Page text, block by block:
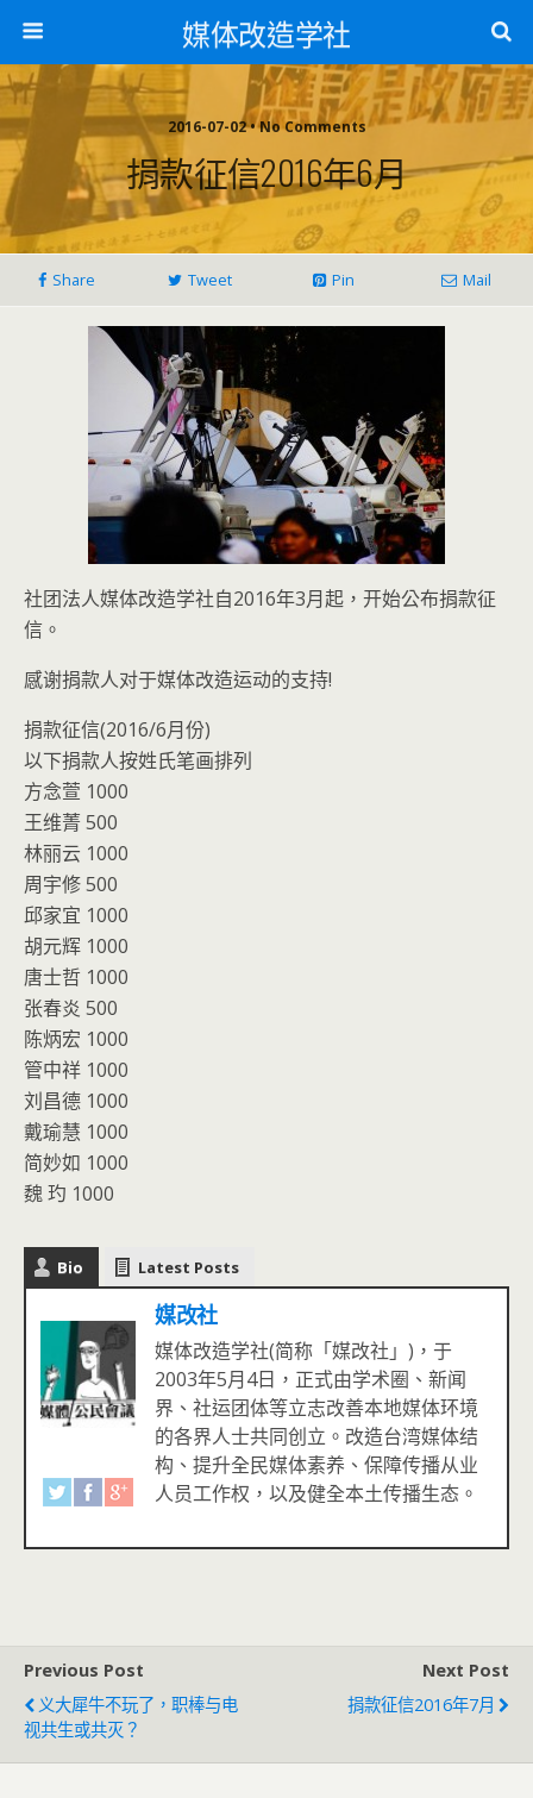
媒体改造学社
2016-07-02 • No Comments
捐款征信2016年6月
Share Tweet Pin Mail
社团法人媒体改造学社自2016年3月起，开始公布捐款征
信。
感谢捐款人对于媒体改造运动的支持!
捐款征信(2016/6月份)
以下捐款人按姓氏笔画排列
方念萱 1000
王维菁 500
林丽云 1000
周宇修 500
邱家宜 1000
胡元辉 1000
唐士哲 1000
张春炎 500
陈炳宏 1000
管中祥 1000
刘昌德 1000
戴瑜慧 1000
简妙如 1000
魏 玓 1000
Bio Latest Posts
媒改社
媒体改造学社(简称「媒改社」)，于
2003年5月4日，正式由学术圈、新闻
界、社运团体等立志改善本地媒体环境
的各界人士共同创立。改造台湾媒体结
构、提升全民媒体素养、保障传播从业
人员工作权，以及健全本土传播生态。
Previous Post
义大犀牛不玩了，职棒与电
视共生或共灭？
Next Post
捐款征信2016年7月